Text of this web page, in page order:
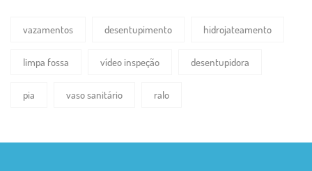
vazamentos desentupimento hidrojateamento
limpa fossa vídeo inspeção desentupidora
pia vaso sanitário ralo